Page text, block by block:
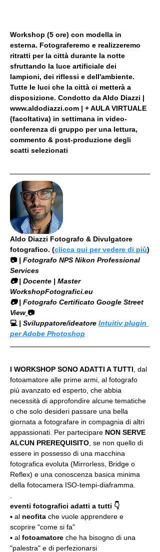
Workshop (5 ore) con modella in
esterna. Fotograferemo e realizzeremo
ritratti per la città durante la notte
sfruttando la luce artificiale dei
lampioni, dei riflessi e dell'ambiente.
Tutte le luci che la città ci metterà a
disposizione. Condotto da Aldo Diazzi |
www.aldodiazzi.com | + AULA VIRTUALE
(facoltativa) in settimana in video-
conferenza di gruppo per una lettura,
commento & post-produzione degli
scatti selezionati
Aldo Diazzi Fotografo & Divulgatore
fotografico. (clicca qui per vedere di più)
📷 | Fotografo NPS Nikon Professional
Services
​📷 | Docente | Master
WorkshopFotografici.eu
📷 | Fotografo Certificato Google Street
View 📷
💻 | Sviluppatore/ideatore Intuitiv plugin
per Adobe Photoshop
I WORKSHOP SONO ADATTI A TUTTI , dal
fotoamatore alle prime armi, al fotografo
più avanzato ed esperto, che abbia
necessità di approfondire alcune tematiche
o che solo desideri passare una bella
giornata a fotografare in compagnia di altri
appassionati. Per partecipare NON SERVE
ALCUN PREREQUISITO , se non quello di
essere in possesso di una macchina
fotografica evoluta (Mirrorless, Bridge o
Reflex) e una conoscenza basica minima
della fotocamera ISO-tempi-diaframma.
eventi fotografici adatti a tutti 👇
▪️ al neofita che vuole apprendere e
scoprire "come si fa"
▪️ al fotoamatore che ha bisogno di una
"palestra" e di perfezionarsi